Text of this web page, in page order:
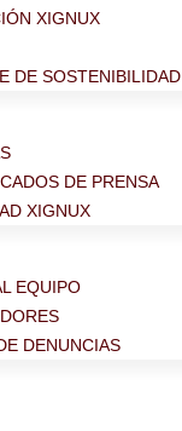
XIGNUX
DE SOSTENIBILIDAD
DE PRENSA
XIGNUX
EQUIPO
DENUNCIAS